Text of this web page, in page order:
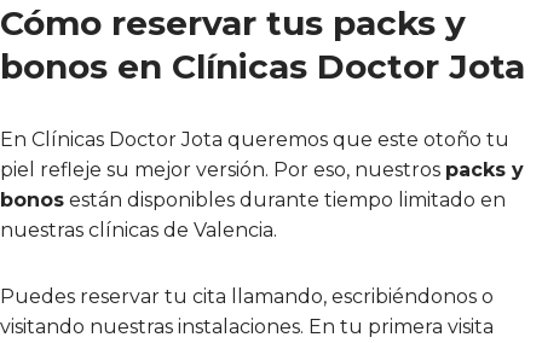
Cómo reservar tus packs y
bonos en Clínicas Doctor Jota
En Clínicas Doctor Jota queremos que este otoño tu
piel refleje su mejor versión. Por eso, nuestros packs y
bonos están disponibles durante tiempo limitado en
nuestras clínicas de Valencia.
Puedes reservar tu cita llamando, escribiéndonos o
visitando nuestras instalaciones. En tu primera visita